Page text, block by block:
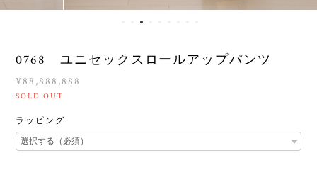
0768 ユニセックスロールアップパンツ
¥88,888,888
SOLD OUT
ラッピング